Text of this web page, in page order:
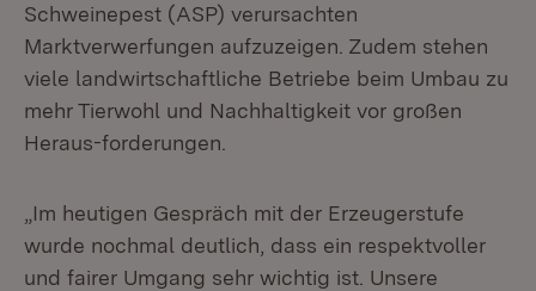
Schweinepest (ASP) verursachten
Marktverwerfungen aufzuzeigen. Zudem stehen
viele landwirtschaftliche Betriebe beim Umbau zu
mehr Tierwohl und Nachhaltigkeit vor großen
Heraus-forderungen.
„Im heutigen Gespräch mit der Erzeugerstufe
wurde nochmal deutlich, dass ein respektvoller
und fairer Umgang sehr wichtig ist. Unsere